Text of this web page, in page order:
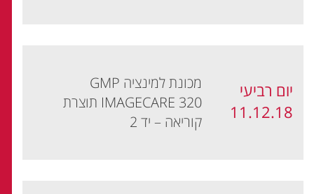
יום רביעי
11.12.18
מכונת למינציה GMP
IMAGECARE 320 תוצרת
קוריאה – יד 2